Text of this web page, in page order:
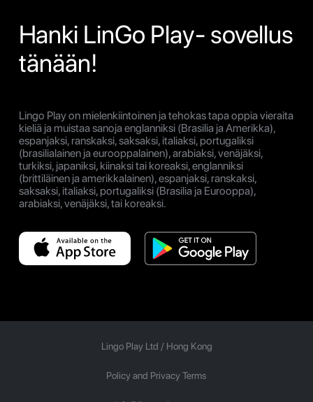
Hanki LinGo Play- sovellus
tänään!
Lingo Play on mielenkiintoinen ja tehokas tapa oppia vieraita
kieliä ja muistaa sanoja englanniksi (Brasilia ja Amerikka),
espanjaksi, ranskaksi, saksaksi, italiaksi, portugaliksi
(brasilialainen ja eurooppalainen), arabiaksi, venäjäksi,
turkiksi, japaniksi, kiinaksi tai koreaksi, englanniksi
(brittiläinen ja amerikkalainen), espanjaksi, ranskaksi,
saksaksi, italiaksi, portugaliksi (Brasilia ja Eurooppa),
arabiaksi, venäjäksi, tai koreaksi.
Lingo Play Ltd / Hong Kong
Policy and Privacy Terms